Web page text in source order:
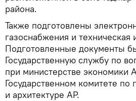
района.
Также подготовлены
газоснабжения и
Подготовленные документы
Государственную службу по
при министерстве экономики
Государственном комитете по
и архитектуре АР.